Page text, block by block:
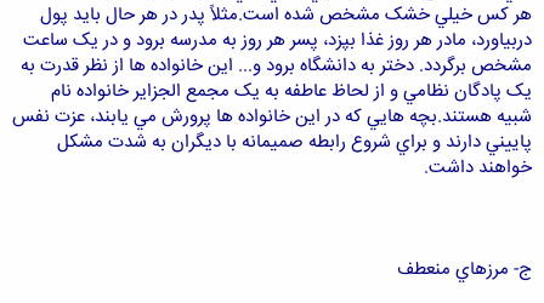
هر کس خيلي خشک مشخص شده است.مثلاً پدر در هر حال بايد پول
دربياورد، مادر هر روز غذا بپزد، پسر هر روز به مدرسه برود و در يک ساعت
مشخص برگردد. دختر به دانشگاه برود و... اين خانواده ها از نظر قدرت به
يک پادگان نظامي و از لحاظ عاطفه به يک مجمع الجزاير خانواده نام
شبيه هستند.بچه هايي که در اين خانواده ها پرورش مي يابند، عزت نفس
پاييني دارند و براي شروع رابطه صميمانه با ديگران به شدت مشکل
خواهند داشت.
ج- مرزهاي منعطف